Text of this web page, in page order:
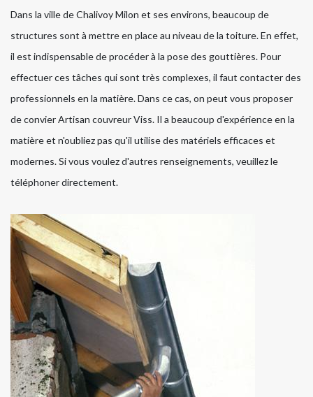
Dans la ville de Chalivoy Milon et ses environs, beaucoup de
structures sont à mettre en place au niveau de la toiture. En effet,
il est indispensable de procéder à la pose des gouttières. Pour
effectuer ces tâches qui sont très complexes, il faut contacter des
professionnels en la matière. Dans ce cas, on peut vous proposer
de convier Artisan couvreur Viss. Il a beaucoup d'expérience en la
matière et n'oubliez pas qu'il utilise des matériels efficaces et
modernes. Si vous voulez d'autres renseignements, veuillez le
téléphoner directement.